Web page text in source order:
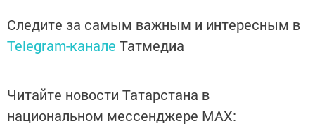
Следите за самым важным и интересным в
Telegram-канале Татмедиа
Читайте новости Татарстана в
национальном мессенджере MАХ: